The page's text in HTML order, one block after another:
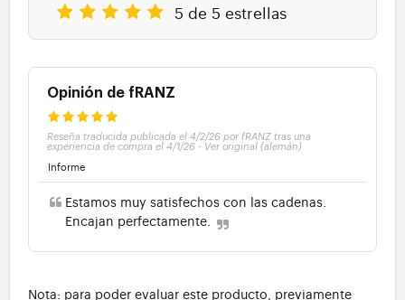
5 de 5 estrellas
Opinión de fRANZ
Reseña traducida publicada el 4/2/26 por fRANZ tras una
experiencia de compra el 4/1/26 - Ver original (alemán)
Informe
Estamos muy satisfechos con las cadenas.
Encajan perfectamente.
Nota: para poder evaluar este producto, previamente